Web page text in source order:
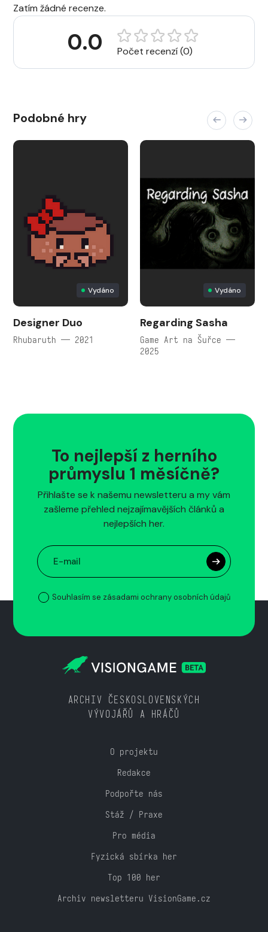
Zatím žádné recenze.
0.0 Počet recenzí (0)
Podobné hry
Vydáno
Designer Duo
Rhubaruth — 2021
Vydáno
Regarding Sasha
Game Art na Šuřce —
2025
To nejlepší z herního
průmyslu 1 měsíčně?
Přihlašte se k našemu newsletteru a my vám
zašleme přehled nejzajímavějších článků a
nejlepších her.
Souhlasím se zásadami ochrany osobních údajů
ARCHIV ČESKOSLOVENSKÝCH
VÝVOJÁŘŮ A HRÁČŮ
O projektu
Redakce
Podpořte nás
Stáž / Praxe
Pro média
Fyzická sbírka her
Top 100 her
Archiv newsletteru VisionGame.cz